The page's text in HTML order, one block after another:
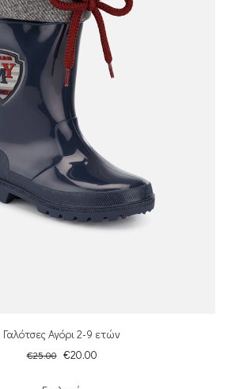
Γαλότσες Αγόρι 2-9 ετών
€25.00 €20.00